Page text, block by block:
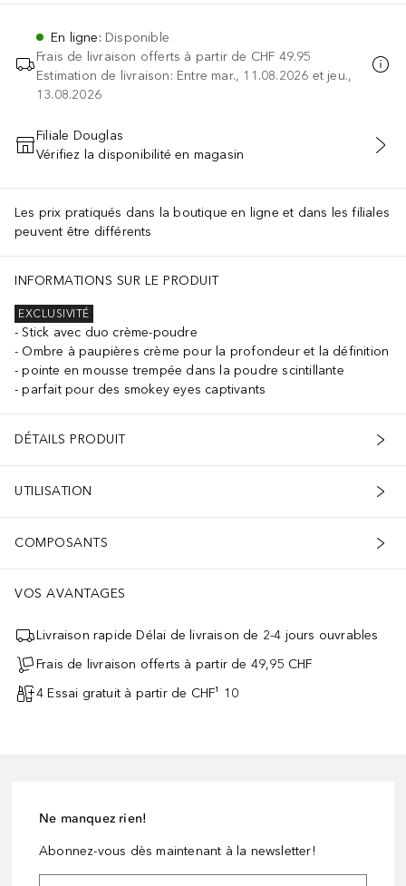
En ligne: Disponible
Frais de livraison offerts à partir de CHF 49.95
Estimation de livraison: Entre mar., 11.08.2026 et jeu.,
13.08.2026
AJOUTER AU PANIER
Filiale Douglas
Vérifiez la disponibilité en magasin
Les prix pratiqués dans la boutique en ligne et dans les filiales
peuvent être différents
INFORMATIONS SUR LE PRODUIT
EXCLUSIVITÉ
Stick avec duo crème-poudre
Ombre à paupières crème pour la profondeur et la définition
pointe en mousse trempée dans la poudre scintillante
parfait pour des smokey eyes captivants
DÉTAILS PRODUIT
UTILISATION
COMPOSANTS
VOS AVANTAGES
Livraison rapide Délai de livraison de 2-4 jours ouvrables
Frais de livraison offerts à partir de 49,95 CHF
4 Essai gratuit à partir de CHF¹ 10
Ne manquez rien!
Abonnez-vous dès maintenant à la newsletter!